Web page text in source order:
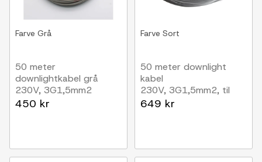
Farve Grå
50 meter
downlightkabel grå
230V, 3G1,5mm2
450 kr
Farve Sort
50 meter downlight
kabel
230V, 3G1,5mm2, til
indbygning, 90 grader
649 kr